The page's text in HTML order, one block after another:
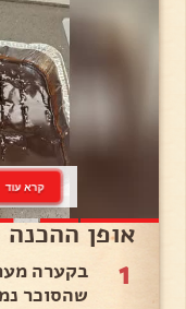
קרא עוד
אופן ההכנה
1
בקערה
שהסוכר